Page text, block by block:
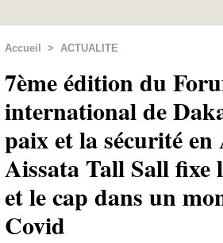
Accueil > ACTUALITE
7ème édition du
international de
paix et la sécurité
Aissata Tall Sall fixe
et le cap dans un
Covid